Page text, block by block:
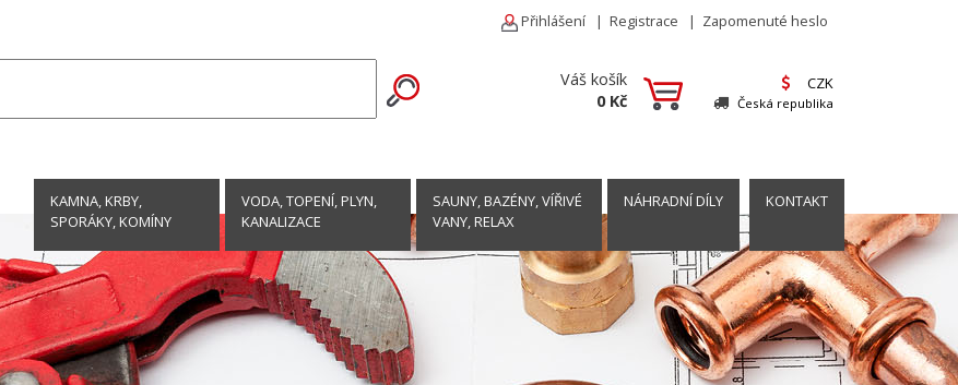
Přihlášení | Registrace | Zapomenuté heslo
Váš košík
0 Kč
CZK
Česká republika
KAMNA, KRBY,
SPORÁKY, KOMÍNY
VODA, TOPENÍ, PLYN,
KANALIZACE
SAUNY, BAZÉNY, VÍŘIVÉ
VANY, RELAX
NÁHRADNÍ DÍLY KONTAKT